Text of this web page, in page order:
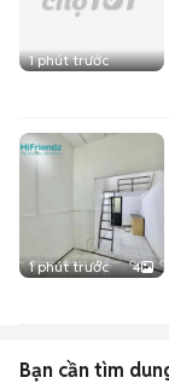
1 phút trước
1 phút trước 4
Bạn cần tìm